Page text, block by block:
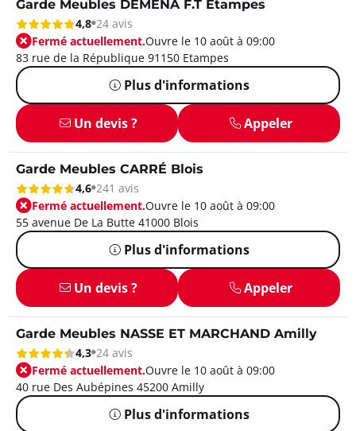
Garde Meubles DEMENA F.T Etampes
4,8 24 avis
Fermé actuellement.Ouvre le 10 août à 09:00
83 rue de la République 91150 Etampes
Plus d'informations
Un devis ? Appeler
Garde Meubles CARRÉ Blois
4,6 241 avis
Fermé actuellement.Ouvre le 10 août à 09:00
55 avenue De La Butte 41000 Blois
Plus d'informations
Un devis ? Appeler
Garde Meubles NASSE ET MARCHAND Amilly
4,3 24 avis
Fermé actuellement.Ouvre le 10 août à 09:00
40 rue Des Aubépines 45200 Amilly
Plus d'informations